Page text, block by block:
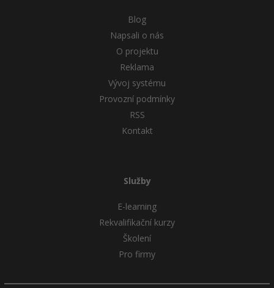
Blog
Napsali o nás
O projektu
Reklama
Vývoj systému
Provozní podmínky
RSS
Kontakt
Služby
E-learning
Rekvalifikační kurzy
Školení
Pro firmy